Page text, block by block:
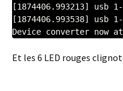
[1874406.993213] usb
[1874406.993538] usb
Et les 6 LED rouges